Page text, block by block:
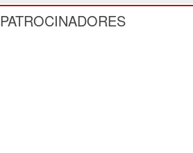
PATROCINADORES